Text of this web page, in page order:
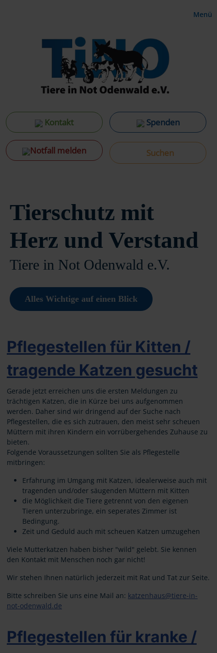
Menü
Kontakt Spenden
Notfall melden
Tierschutz mit
Herz und Verstand
Tiere in Not Odenwald e.V.
Alles Wichtige auf einen Blick
Pflegestellen für Kitten /
tragende Katzen gesucht
Gerade jetzt erreichen uns die ersten Meldungen zu
trächtigen Katzen, die in Kürze bei uns aufgenommen
werden. Daher sind wir dringend auf der Suche nach
Pflegestellen, die es sich zutrauen, den meist sehr scheuen
Müttern mit ihren Kindern ein vorrübergehendes Zuhause zu
bieten.
Folgende Voraussetzungen sollten Sie als Pflegestelle
mitbringen:
Erfahrung im Umgang mit Katzen, idealerweise auch mit
tragenden und/oder säugenden Müttern mit Kitten
die Möglichkeit die Tiere getrennt von den eigenen
Tieren unterzubringe, ein seperates Zimmer ist
Bedingung.
Zeit und Geduld auch mit scheuen Katzen umzugehen
Viele Mutterkatzen haben bisher "wild" gelebt. Sie kennen
den Kontakt mit Menschen noch gar nicht!
Wir stehen Ihnen natürlich jederzeit mit Rat und Tat zur Seite.
Bitte schreiben Sie uns eine Mail an: katzenhaus@tiere-in-
not-odenwald.de
Pflegestellen für kranke /